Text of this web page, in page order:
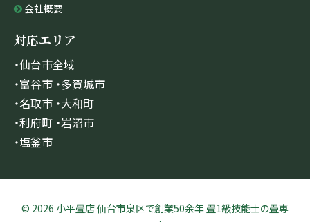
会社概要
対応エリア
・仙台市全域
・富谷市 ・多賀城市
・名取市 ・大和町
・利府町 ・岩沼市
・塩釜市
© 2026 小平畳店 仙台市泉区で創業50余年 畳1級技能士の畳専